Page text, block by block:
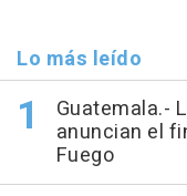
Lo más leído
Guatemala.-
anuncian el
Fuego